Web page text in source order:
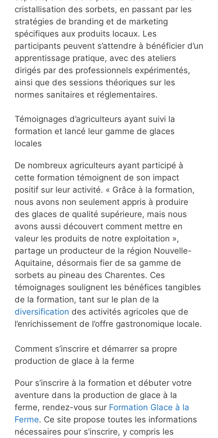
cristallisation des sorbets, en passant par les
stratégies de branding et de marketing
spécifiques aux produits locaux. Les
participants peuvent s’attendre à bénéficier d’un
apprentissage pratique, avec des ateliers
dirigés par des professionnels expérimentés,
ainsi que des sessions théoriques sur les
normes sanitaires et réglementaires.
Témoignages d’agriculteurs ayant suivi la
formation et lancé leur gamme de glaces
locales
De nombreux agriculteurs ayant participé à
cette formation témoignent de son impact
positif sur leur activité. « Grâce à la formation,
nous avons non seulement appris à produire
des glaces de qualité supérieure, mais nous
avons aussi découvert comment mettre en
valeur les produits de notre exploitation »,
partage un producteur de la région Nouvelle-
Aquitaine, désormais fier de sa gamme de
sorbets au pineau des Charentes. Ces
témoignages soulignent les bénéfices tangibles
de la formation, tant sur le plan de la
diversification des activités agricoles que de
l’enrichissement de l’offre gastronomique locale.
Comment s’inscrire et démarrer sa propre
production de glace à la ferme
Pour s’inscrire à la formation et débuter votre
aventure dans la production de glace à la
ferme, rendez-vous sur Formation Glace à la
Ferme. Ce site propose toutes les informations
nécessaires pour s’inscrire, y compris les